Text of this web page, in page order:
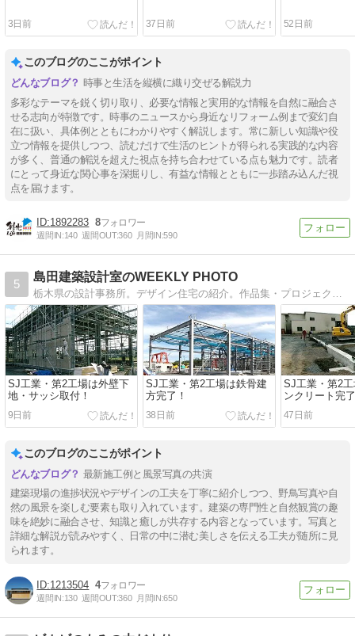
3日前 37日前 52日前
このブログのここがポイント
時事と生活を縦横に織り交ぜる解説力
多彩なテーマを鋭く切り取り、必要な情報と実用的な情報を自然に融合さ
せる志向が特徴です。時事のニュースから身近なリフォーム例まで変幻自
在に扱い、具体例とともにわかりやすく解説します。常に新しい知識や役
立つ情報を提供しつつ、読むだけで生活のヒントが得られる実践的な内容
が多く、普通の解説を超えた視点を持ち合わせている点も魅力です。読者
にとって身近な関心事を深掘りし、有益な情報とともに一歩踏み込んだ視
点を届けます。
1892283 8
週間IN:140 週間OUT:360 月間IN:590
5
島田建築設計室のWEEKLY PHOTO
栃木県の設計事務所。デザイン住宅の紹介。作品集・プロジェクト・設計コンセプト・現場進捗を紹介。
SJ工業・第2工場は外壁下
地・サッシ取付！
9日前
SJ工業・第2工場は鉄骨建
方完了！
38日前
SJ工業・第2
ンクリート完
47日前
このブログのここがポイント
最新施工例と風景写真の共演
建築現場の進捗状況やデザインの工夫を丁寧に紹介しつつ、野鳥写真や自
然の風景を楽しむ要素も取り入れています。建築の専門性と自然観賞の趣
味を絶妙に融合させ、知識と癒しが共存する内容となっています。写真と
詳細な解説が読みやすく、日常の中に潜む美しさを伝える工夫が随所に見
られます。
1213504 4
週間IN:130 週間OUT:360 月間IN:650